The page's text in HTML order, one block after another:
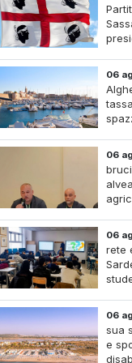
06
06
06
rete
06
sua
e